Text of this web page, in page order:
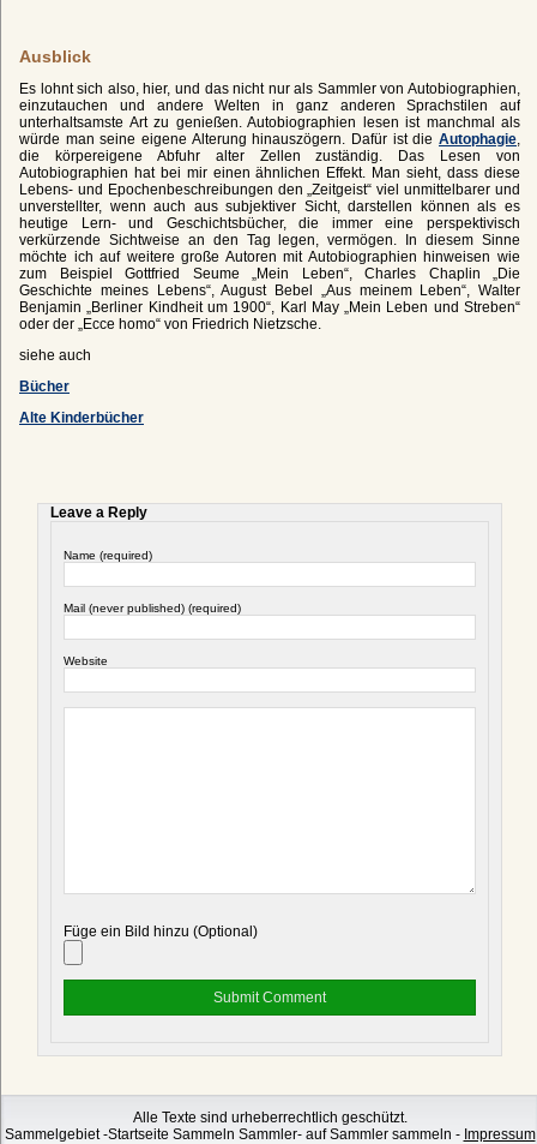
Ausblick
Es lohnt sich also, hier, und das nicht nur als Sammler von Autobiographien,
einzutauchen und andere Welten in ganz anderen Sprachstilen auf
unterhaltsamste Art zu genießen. Autobiographien lesen ist manchmal als
würde man seine eigene Alterung hinauszögern. Dafür ist die Autophagie
die körpereigene Abfuhr alter Zellen zuständig. Das Lesen von
Autobiographien hat bei mir einen ähnlichen Effekt. Man sieht, dass diese
Lebens- und Epochenbeschreibungen den „Zeitgeist“ viel unmittelbarer und
unverstellter, wenn auch aus subjektiver Sicht, darstellen können als es
heutige Lern- und Geschichtsbücher, die immer eine perspektivisch
verkürzende Sichtweise an den Tag legen, vermögen. In diesem Sinne
möchte ich auf weitere große Autoren mit Autobiographien hinweisen wie
zum Beispiel Gottfried Seume „Mein Leben“, Charles Chaplin „Die
Geschichte meines Lebens“, August Bebel „Aus meinem Leben“, Walter
Benjamin „Berliner Kindheit um 1900“, Karl May „Mein Leben und Streben“
oder der „Ecce homo“ von Friedrich Nietzsche.
siehe auch
Bücher
Alte Kinderbücher
Leave a Reply
Name (required)
Mail (never published) (required)
Website
Füge ein Bild hinzu (Optional)
Alle Texte sind urheberrechtlich geschützt.
Sammelgebiet -Startseite Sammeln Sammler- auf Sammler sammeln - Impressum